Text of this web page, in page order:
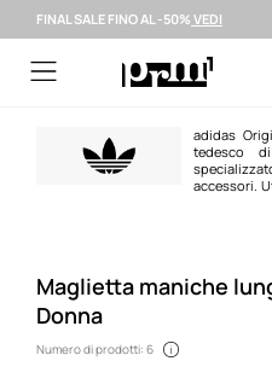
Spedizione
FINAL SALE FINO AL -50% VEDI
adidas
tedesco
accessori.
nostalgiche.
Maglietta maniche
Donna
Numero di prodotti: 6